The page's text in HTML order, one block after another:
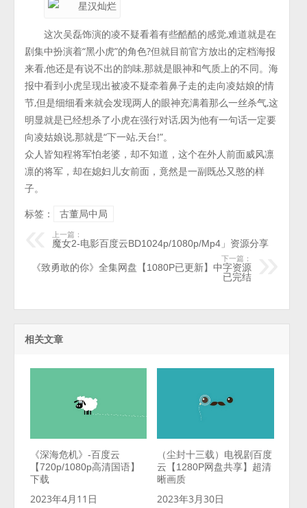
这次吴磊饰演的凌不疑看着有些酷酷的感觉,难道就是在
剧集中扮演着“黑小虎”的角色?但就目前官方放出的定档海报
来看,他还是有说不出的韵味,那就是眼神和气质上的不同。海
报中看到小虎呈现出被凌不疑牵着鼻子走的走向凌姑娘的情
节,但是细细看来就会发现两人的眼神充满着那么一丝杀气,这
明显就是已经想杀了小虎在强行对话,因为他有一句话一定要
向凌姑娘说,那就是“下一站,天台!”。
众人皆知程将军怕老婆，却不知道，这个在外人前面威风凛
凛的将军，却在媳妇儿女前面，竟然是一副既怂又憨的样
子。
标签：
古董局中局
上一篇：
魔女2-电影百度云BD1024p/1080p/Mp4」资源分享
下一篇：
《致勇敢的你》全集网盘【1080P已更新】中字资源
已完结
相关文章
《深海危机》-百度云
【720p/1080p高清国语】
下载
2023年4月11日
（尘封十三载）电视剧百度
云【1280P网盘共享】超清
晰画质
2023年3月30日